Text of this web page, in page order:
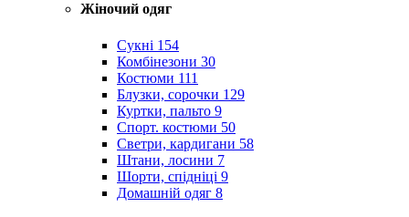
Жіночий одяг
Сукні 154
Комбінезони 30
Костюми 111
Блузки, сорочки 129
Куртки, пальто 9
Спорт. костюми 50
Светри, кардигани 58
Штани, лосини 7
Шорти, спідніці 9
Домашній одяг 8